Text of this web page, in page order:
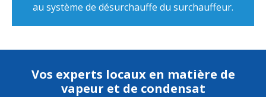
au système de désurchauffe du surchauffeur.
Vos experts locaux en matière de
vapeur et de condensat